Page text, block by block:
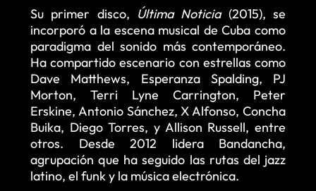
Su primer disco, Última Noticia(2015), se
incorporó a la escena musical de Cuba como
paradigma del sonido más contemporáneo.
Ha compartido escenario con estrellas como
Dave Matthews, Esperanza Spalding, PJ
Morton, Terri Lyne Carrington, Peter
Erskine, Antonio Sánchez, X Alfonso, Concha
Buika, Diego Torres, y Allison Russell, entre
otros. Desde 2012 lidera Bandancha,
agrupación que ha seguido las rutas del jazz
latino, el funk y la música electrónica.